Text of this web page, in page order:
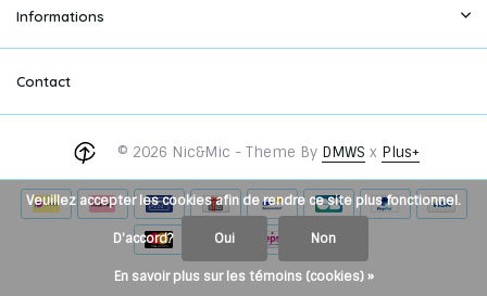
Informations
Contact
© 2026 Nic&Mic - Theme By DMWS x Plus+
Veuillez accepter les cookies afin de rendre ce site plus fonctionnel.
D'accord? Oui Non
En savoir plus sur les témoins (cookies) »